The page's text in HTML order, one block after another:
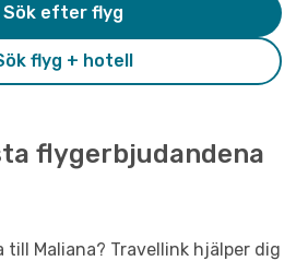
flyg + hotell
Sök efter flyg
flygerbjudandena
till Maliana? Travellink hjälper dig